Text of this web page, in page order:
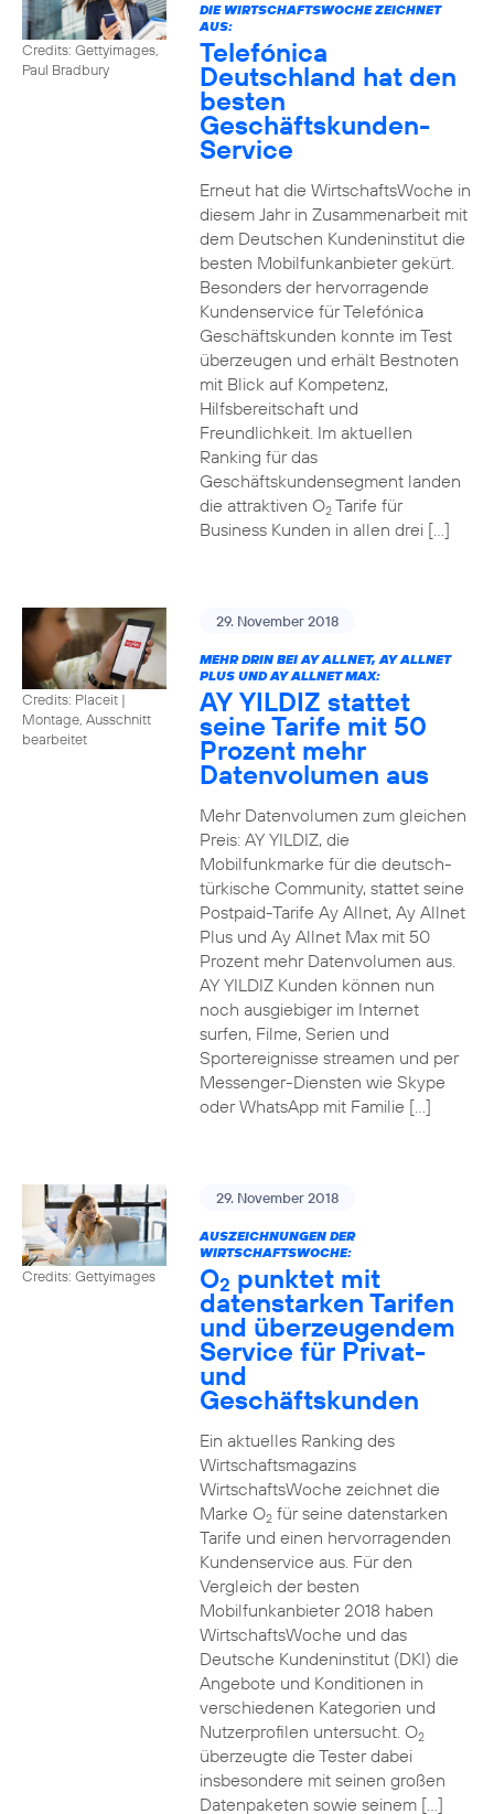
Credits: Gettyimages,
Paul Bradbury
DIE WIRTSCHAFTSWOCHE ZEICHNET
AUS:
Telefónica
Deutschland hat den
besten
Geschäftskunden-
Service
Erneut hat die WirtschaftsWoche in
diesem Jahr in Zusammenarbeit mit
dem Deutschen Kundeninstitut die
besten Mobilfunkanbieter gekürt.
Besonders der hervorragende
Kundenservice für Telefónica
Geschäftskunden konnte im Test
überzeugen und erhält Bestnoten
mit Blick auf Kompetenz,
Hilfsbereitschaft und
Freundlichkeit. Im aktuellen
Ranking für das
Geschäftskundensegment landen
die attraktiven O2Tarife für
Business Kunden in allen drei […]
Credits: Placeit |
Montage, Ausschnitt
bearbeitet
29. November 2018
MEHR DRIN BEI AY ALLNET, AY ALLNET
PLUS UND AY ALLNET MAX:
AY YILDIZ stattet
seine Tarife mit 50
Prozent mehr
Datenvolumen aus
Mehr Datenvolumen zum gleichen
Preis: AY YILDIZ, die
Mobilfunkmarke für die deutsch-
türkische Community, stattet seine
Postpaid-Tarife Ay Allnet, Ay Allnet
Plus und Ay Allnet Max mit 50
Prozent mehr Datenvolumen aus.
AY YILDIZ Kunden können nun
noch ausgiebiger im Internet
surfen, Filme, Serien und
Sportereignisse streamen und per
Messenger-Diensten wie Skype
oder WhatsApp mit Familie […]
Credits: Gettyimages
29. November 2018
AUSZEICHNUNGEN DER
WIRTSCHAFTSWOCHE:
O2 punktet mit
datenstarken Tarifen
und überzeugendem
Service für Privat-
und
Geschäftskunden
Ein aktuelles Ranking des
Wirtschaftsmagazins
WirtschaftsWoche zeichnet die
Marke O2für seine datenstarken
Tarife und einen hervorragenden
Kundenservice aus. Für den
Vergleich der besten
Mobilfunkanbieter 2018 haben
WirtschaftsWoche und das
Deutsche Kundeninstitut (DKI) die
Angebote und Konditionen in
verschiedenen Kategorien und
Nutzerprofilen untersucht. O2
überzeugte die Tester dabei
insbesondere mit seinen großen
Datenpaketen sowie seinem […]